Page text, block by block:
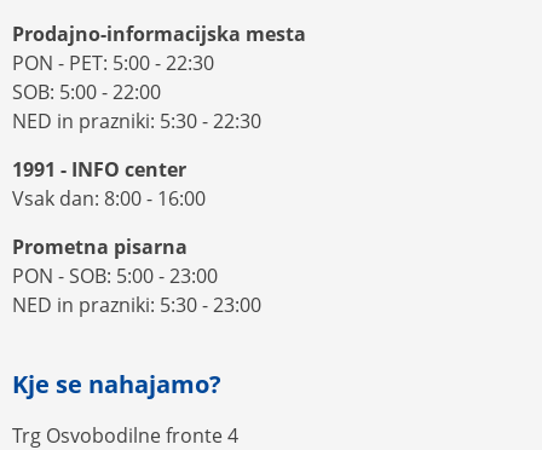
Prodajno-informacijska mesta
PON - PET: 5:00 - 22:30
SOB: 5:00 - 22:00
NED in prazniki: 5:30 - 22:30
1991 - INFO center
Vsak dan: 8:00 - 16:00
Prometna pisarna
PON - SOB: 5:00 - 23:00
NED in prazniki: 5:30 - 23:00
Kje se nahajamo?
Trg Osvobodilne fronte 4